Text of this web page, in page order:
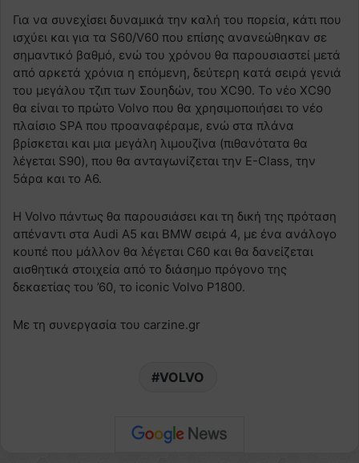
Για να συνεχίσει δυναμικά την καλή του πορεία, κάτι που
ισχύει και για τα S60/V60 που επίσης ανανεώθηκαν σε
σημαντικό βαθμό, ενώ του χρόνου θα παρουσιαστεί μετά
από αρκετά χρόνια η επόμενη, δεύτερη κατά σειρά γενιά
του μεγάλου τζιπ των Σουηδών, του XC90. To νέο XC90
θα είναι το πρώτο Volvo που θα χρησιμοποιήσει το νέο
πλαίσιο SPA που προαναφέραμε, ενώ στα πλάνα
βρίσκεται και μια μεγάλη λιμουζίνα (πιθανότατα θα
λέγεται S90), που θα ανταγωνίζεται την E-Class, την
5άρα και το Α6.
H Volvo πάντως θα παρουσιάσει και τη δική της πρόταση
απέναντι στα Audi A5 και BMW σειρά 4, με ένα ανάλογο
κουπέ που μάλλον θα λέγεται C60 και θα δανείζεται
αισθητικά στοιχεία από το διάσημο πρόγονο της
δεκαετίας του ’60, το iconic Volvo P1800.
Με τη συνεργασία του carzine.gr
VOLVO